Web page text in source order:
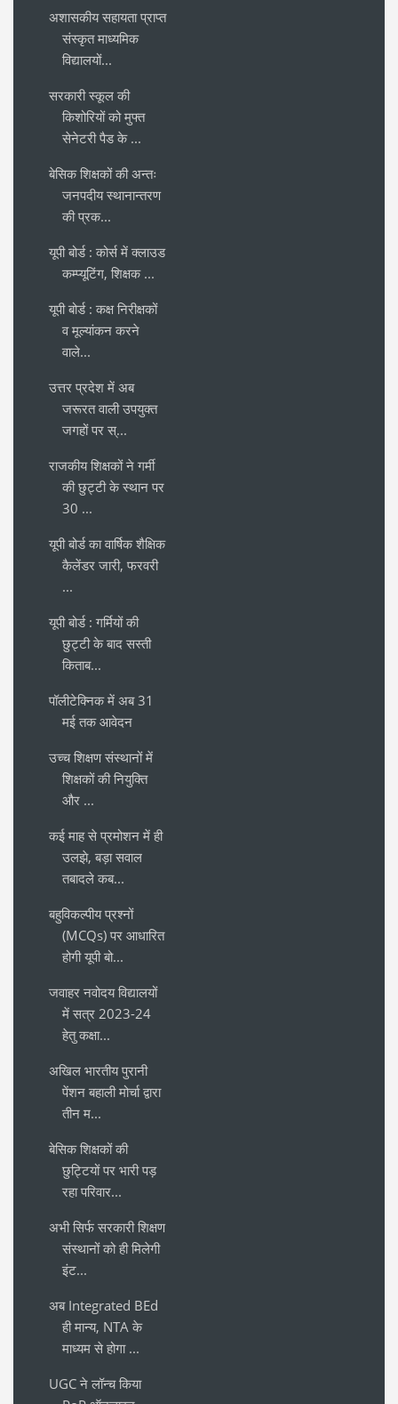
अशासकीय सहायता प्राप्त
संस्कृत माध्यमिक
विद्यालयों...
सरकारी स्कूल की
किशोरियों को मुफ्त
सेनेटरी पैड के ...
बेसिक शिक्षकों की अन्तः
जनपदीय स्थानान्तरण
की प्रक...
यूपी बोर्ड : कोर्स में क्लाउड
कम्प्यूटिंग, शिक्षक ...
यूपी बोर्ड : कक्ष निरीक्षकों
व मूल्यांकन करने
वाले...
उत्तर प्रदेश में अब
जरूरत वाली उपयुक्त
जगहों पर स्...
राजकीय शिक्षकों ने गर्मी
की छुट्टी के स्थान पर
30 ...
यूपी बोर्ड का वार्षिक शैक्षिक
कैलेंडर जारी, फरवरी
...
यूपी बोर्ड : गर्मियों की
छुट्टी के बाद सस्ती
किताब...
पॉलीटेक्निक में अब 31
मई तक आवेदन
उच्च शिक्षण संस्थानों में
शिक्षकों की नियुक्ति
और ...
कई माह से प्रमोशन में ही
उलझे, बड़ा सवाल
तबादले कब...
बहुविकल्पीय प्रश्नों
(MCQs) पर आधारित
होगी यूपी बो...
जवाहर नवोदय विद्यालयों
में सत्र 2023-24
हेतु कक्षा...
अखिल भारतीय पुरानी
पेंशन बहाली मोर्चा द्वारा
तीन म...
बेसिक शिक्षकों की
छुट्टियों पर भारी पड़
रहा परिवार...
अभी सिर्फ सरकारी शिक्षण
संस्थानों को ही मिलेगी
इंट...
अब Integrated BEd
ही मान्य, NTA के
माध्यम से होगा ...
UGC ने लॉन्च किया